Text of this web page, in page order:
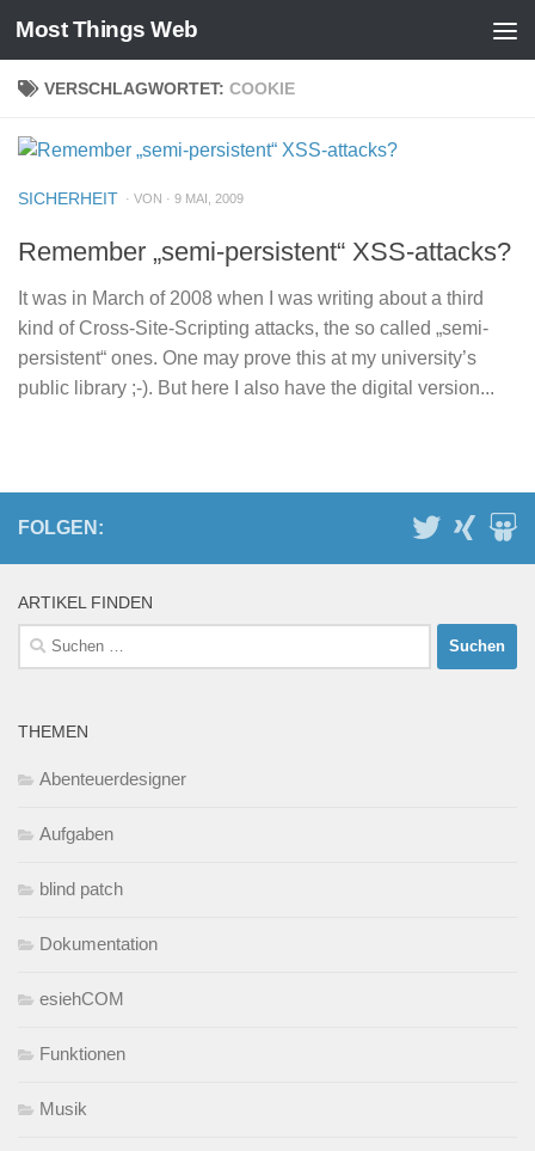
Zum Inhalt springen
Most Things Web
VERSCHLAGWORTET: COOKIE
SICHERHEIT · VON · 9 MAI, 2009
Remember „semi-persistent“ XSS-attacks?
It was in March of 2008 when I was writing about a third
kind of Cross-Site-Scripting attacks, the so called „semi-
persistent“ ones. One may prove this at my university’s
public library ;-). But here I also have the digital version...
FOLGEN:
ARTIKEL FINDEN
Suchen
nach:
THEMEN
Abenteuerdesigner
Aufgaben
blind patch
Dokumentation
esiehCOM
Funktionen
Musik